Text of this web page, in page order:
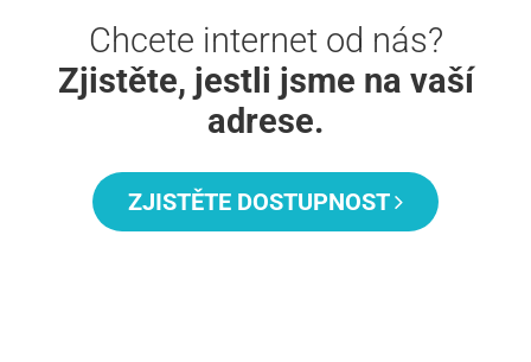
Chcete internet od nás?
Zjistěte, jestli jsme na vaší
adrese.
ZJISTĚTE DOSTUPNOST